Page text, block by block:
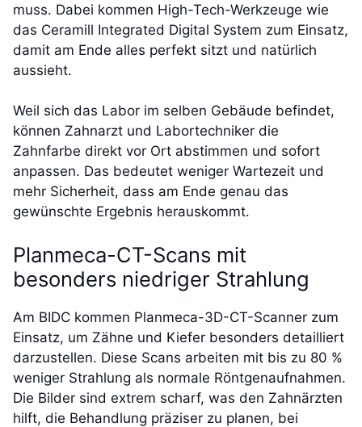
muss. Dabei kommen High-Tech-Werkzeuge wie
das Ceramill Integrated Digital System zum Einsatz,
damit am Ende alles perfekt sitzt und natürlich
aussieht.
Weil sich das Labor im selben Gebäude befindet,
können Zahnarzt und Labortechniker die
Zahnfarbe direkt vor Ort abstimmen und sofort
anpassen. Das bedeutet weniger Wartezeit und
mehr Sicherheit, dass am Ende genau das
gewünschte Ergebnis herauskommt.
Planmeca-CT-Scans mit
besonders niedriger Strahlung
Am BIDC kommen Planmeca-3D-CT-Scanner zum
Einsatz, um Zähne und Kiefer besonders detailliert
darzustellen. Diese Scans arbeiten mit bis zu 80 %
weniger Strahlung als normale Röntgenaufnahmen.
Die Bilder sind extrem scharf, was den Zahnärzten
hilft, die Behandlung präziser zu planen, bei